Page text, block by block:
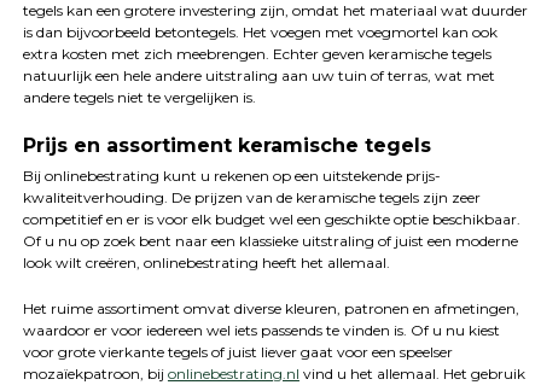
tegels kan een grotere investering zijn, omdat het materiaal wat duurder
is dan bijvoorbeeld betontegels. Het voegen met voegmortel kan ook
extra kosten met zich meebrengen. Echter geven keramische tegels
natuurlijk een hele andere uitstraling aan uw tuin of terras, wat met
andere tegels niet te vergelijken is.
Prijs en assortiment keramische tegels
Bij onlinebestrating kunt u rekenen op een uitstekende prijs-
kwaliteitverhouding. De prijzen van de keramische tegels zijn zeer
competitief en er is voor elk budget wel een geschikte optie beschikbaar.
Of u nu op zoek bent naar een klassieke uitstraling of juist een moderne
look wilt creëren, onlinebestrating heeft het allemaal.
Het ruime assortiment omvat diverse kleuren, patronen en afmetingen,
waardoor er voor iedereen wel iets passends te vinden is. Of u nu kiest
voor grote vierkante tegels of juist liever gaat voor een speelser
mozaïekpatroon, bij onlinebestrating.nl vind u het allemaal. Het gebruik